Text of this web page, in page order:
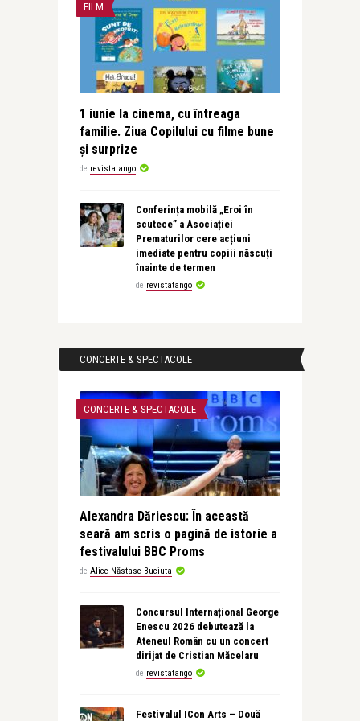
FILM
1 iunie la cinema, cu întreaga
familie. Ziua Copilului cu filme bune
și surprize
de revistatango
Conferința mobilă „Eroi în
scutece” a Asociației
Prematurilor cere acțiuni
imediate pentru copiii născuți
înainte de termen
de revistatango
CONCERTE & SPECTACOLE
CONCERTE & SPECTACOLE
Alexandra Dăriescu: În această
seară am scris o pagină de istorie a
festivalului BBC Proms
de Alice Năstase Buciuta
Concursul Internațional George
Enescu 2026 debutează la
Ateneul Român cu un concert
dirijat de Cristian Măcelaru
de revistatango
Festivalul ICon Arts – Două